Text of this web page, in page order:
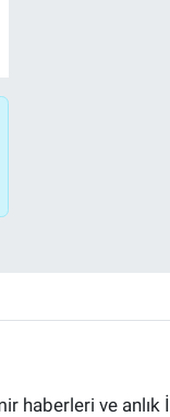
haberleri ve